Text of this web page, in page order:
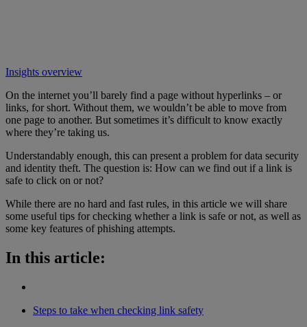
Insights overview
On the internet you’ll barely find a page without hyperlinks – or
links, for short. Without them, we wouldn’t be able to move from
one page to another. But sometimes it’s difficult to know exactly
where they’re taking us.
Understandably enough, this can present a problem for data security
and identity theft. The question is: How can we find out if a link is
safe to click on or not?
While there are no hard and fast rules, in this article we will share
some useful tips for checking whether a link is safe or not, as well as
some key features of phishing attempts.
In this article:
Steps to take when checking link safety